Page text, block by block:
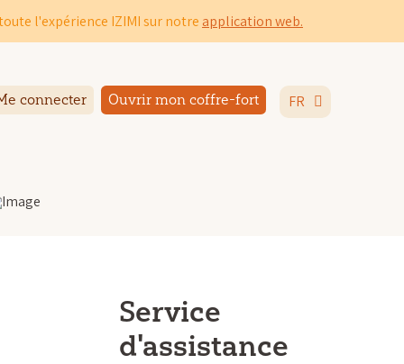
l'expérience IZIMI sur notre application web.
connecter Ouvrir mon coffre-fort FR
Service
d'assistance